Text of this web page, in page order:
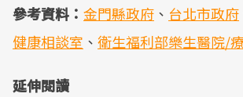
參考資料： 金門縣政府 、 台北市政府
健康相談室 、 衛生福利部樂生醫院/
延伸閱讀